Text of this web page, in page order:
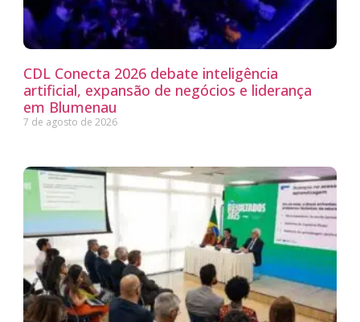
CDL Conecta 2026 debate inteligência
artificial, expansão de negócios e liderança
em Blumenau
7 de agosto de 2026